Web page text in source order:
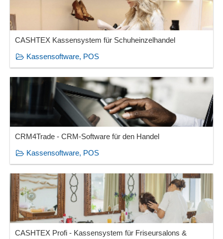
CASHTEX Kassensystem für Schuheinzelhandel
Kassensoftware, POS
CRM4Trade - CRM-Software für den Handel
Kassensoftware, POS
CASHTEX Profi - Kassensystem für Friseursalons &